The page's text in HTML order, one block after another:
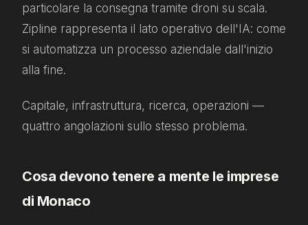
particolare la consegna tramite droni su scala.
Zipline rappresenta il lato operativo dell'IA: come
si automatizza un processo aziendale dall'inizio
alla fine.
Capitale, infrastruttura, ricerca, operazioni —
quattro angolazioni sullo stesso problema.
Cosa devono tenere a mente le imprese
di Monaco